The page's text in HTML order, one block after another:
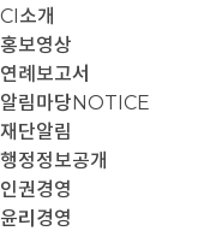
CI소개
홍보영상
연례보고서
알림마당NOTICE
재단알림
행정정보공개
인권경영
윤리경영